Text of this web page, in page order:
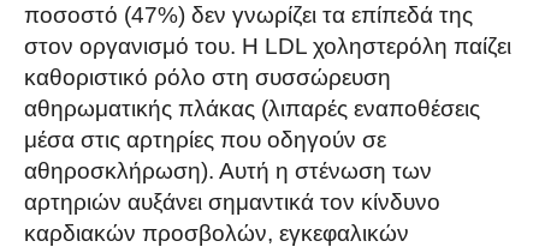
ποσοστό (47%) δεν γνωρίζει τα επίπεδά της
στον οργανισμό του. Η LDL χοληστερόλη παίζει
καθοριστικό ρόλο στη συσσώρευση
αθηρωματικής πλάκας (λιπαρές εναποθέσεις
μέσα στις αρτηρίες που οδηγούν σε
αθηροσκλήρωση). Αυτή η στένωση των
αρτηριών αυξάνει σημαντικά τον κίνδυνο
καρδιακών προσβολών, εγκεφαλικών